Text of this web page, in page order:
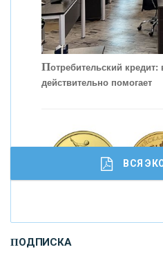
Скорость - один из
кредитовании
Потребительский кредит:
действительно помогает
И
сохранения и увеличения
ВСЯ
ПОДПИСКА